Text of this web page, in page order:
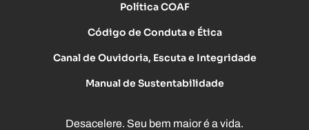
Política COAF
Código de Conduta e Ética
Canal de Ouvidoria, Escuta e Integridade
Manual de Sustentabilidade
Desacelere. Seu bem maior é a vida.